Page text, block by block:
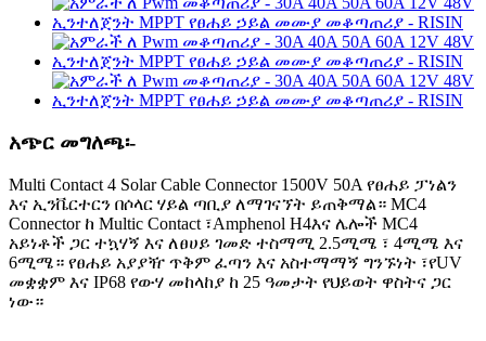
አጭር መግለጫ፡-
Multi Contact 4 Solar Cable Connector 1500V 50A የፀሐይ ፓነልን
እና ኢንቬርተርን በሶላር ሃይል ጣቢያ ለማገናኘት ይጠቅማል። MC4
Connector ከ Multic Contact ፣Amphenol H4እና ሌሎች MC4
አይነቶች ጋር ተኳሃኝ እና ለፀሀይ ገመድ ተስማሚ 2.5ሚሜ ፣ 4ሚሜ እና
6ሚሜ። የፀሐይ አያያዥ ጥቅም ፈጣን እና አስተማማኝ ግንኙነት ፣የUV
መቋቋም እና IP68 የውሃ መከላከያ ከ 25 ዓመታት የህይወት ዋስትና ጋር
ነው።